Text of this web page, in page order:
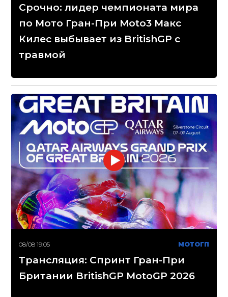
Срочно: лидер чемпионата мира
по Мото Гран-При Moto3 Макс
Килес выбывает из BritishGP с
травмой
08/08 19:05 МОТОГП
Трансляция: Спринт Гран-При
Британии BritishGP MotoGP 2026